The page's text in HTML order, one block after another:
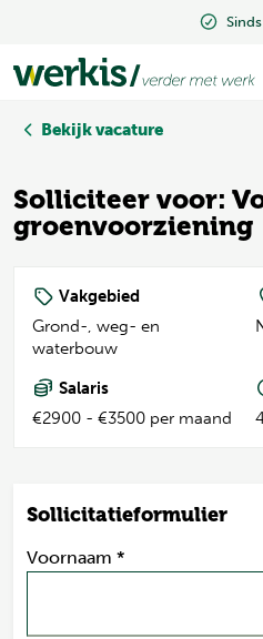
Bekijk vacature
Solliciteer voor:
groenvoorziening
Vakgebied
Grond-, weg- en
waterbouw
Salaris
€2900 - €3500 per maand
Sollicitatieformulier
Voornaam *